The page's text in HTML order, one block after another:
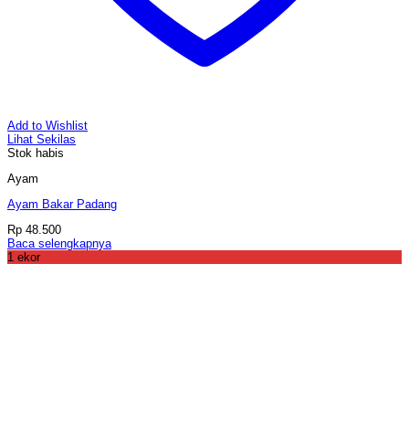
Add to Wishlist
Lihat Sekilas
Stok habis
Ayam
Ayam Bakar Padang
Rp 48.500
Baca selengkapnya
1 ekor